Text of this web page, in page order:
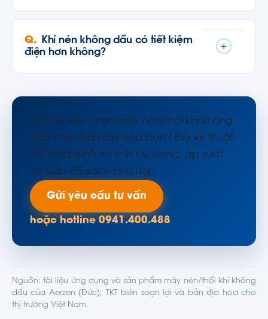
Khí nén không dầu có tiết kiệm
điện hơn không?
+
Cần tư vấn chọn máy nén/thổi khí không
dầu cho nhà máy của bạn? Đội kỹ thuật
TKT Pumps hỗ trợ tính lưu lượng, áp suất
và cấp độ sạch phù hợp.
Gửi yêu cầu tư vấn
hoặc hotline 0941.400.488
Nguồn: tài liệu ứng dụng và sản phẩm máy nén/thổi khí không
dầu của Aerzen (Đức); TKT biên soạn lại và bản địa hóa cho
thị trường Việt Nam.